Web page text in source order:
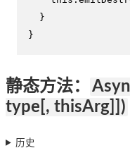
  }
}
静态方法：
type[, thisArg]])
历史